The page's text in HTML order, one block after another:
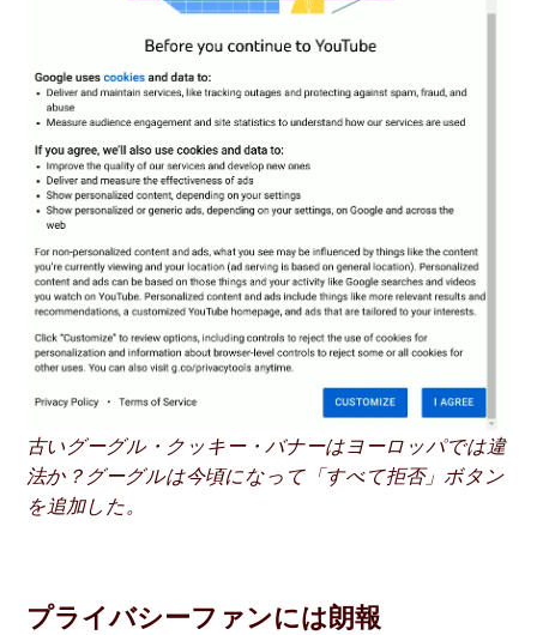
古いグーグル・クッキー・バナーはヨーロッパでは違
法か？グーグルは今頃になって「すべて拒否」ボタン
を追加した。
プライバシーファンには朗報